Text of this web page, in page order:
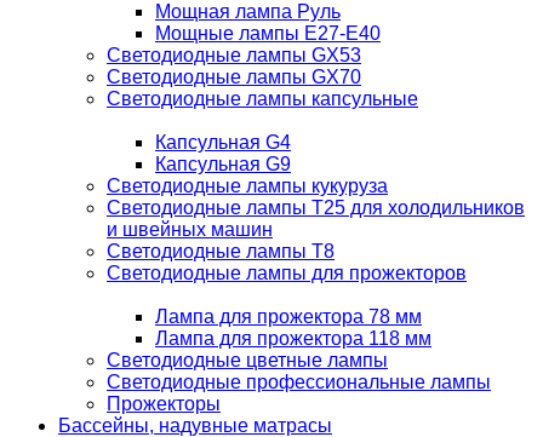
Мощная лампа Руль
Мощные лампы E27-E40
Светодиодные лампы GX53
Светодиодные лампы GX70
Светодиодные лампы капсульные
Капсульная G4
Капсульная G9
Светодиодные лампы кукуруза
Светодиодные лампы T25 для холодильников
и швейных машин
Светодиодные лампы T8
Светодиодные лампы для прожекторов
Лампа для прожектора 78 мм
Лампа для прожектора 118 мм
Светодиодные цветные лампы
Светодиодные профессиональные лампы
Прожекторы
Бассейны, надувные матрасы